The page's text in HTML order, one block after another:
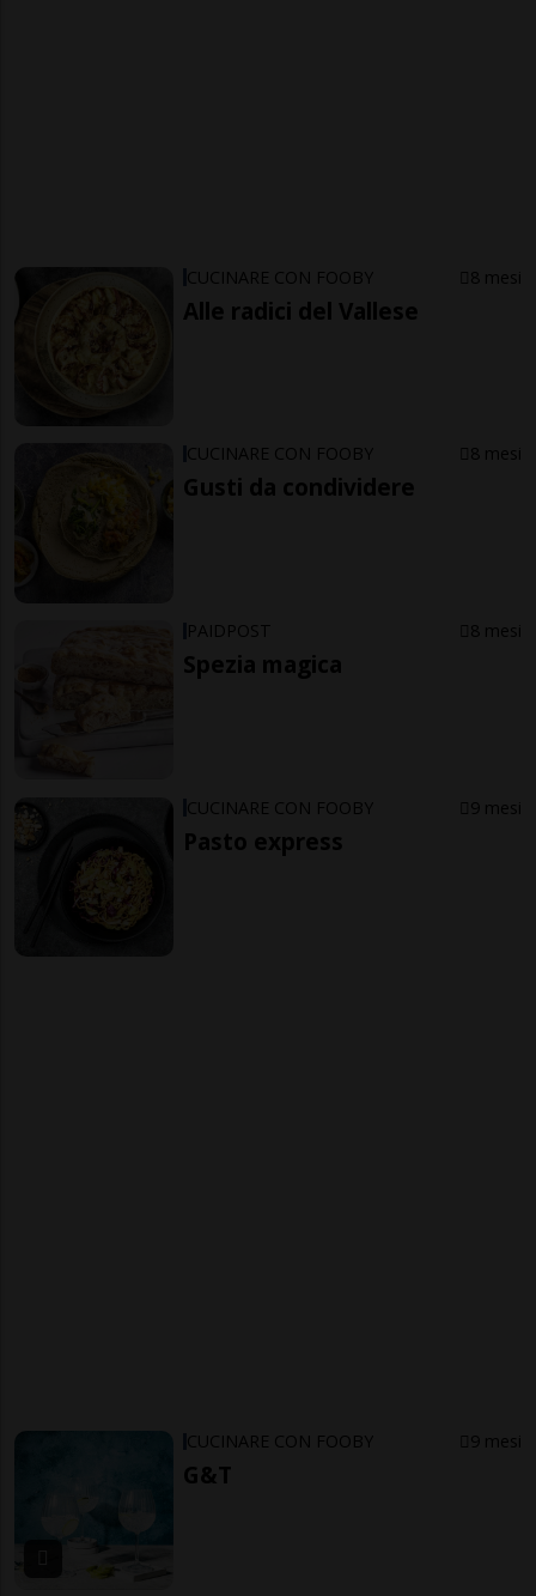
CUCINARE CON FOOBY 8 mesi
Alle radici del Vallese
CUCINARE CON FOOBY 8 mesi
Gusti da condividere
PAIDPOST 8 mesi
Spezia magica
CUCINARE CON FOOBY 9 mesi
Pasto express
CUCINARE CON FOOBY 9 mesi
G&T